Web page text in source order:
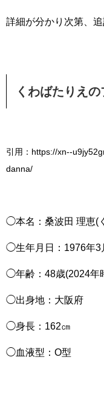
詳細が分かり次第、追
くわばたりえ
引用：https://xn--
danna/
◯本名：桑波田 理恵(
◯生年月日：1976年3
◯年齢：48歳(2024年
◯出身地：大阪府
◯身長：162㎝
◯血液型：O型